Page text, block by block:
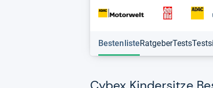
Pfeiltasten
auswählen.
BestenlisteRatgeberTests